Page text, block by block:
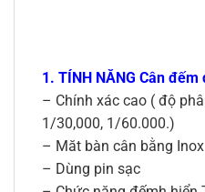
1. TÍNH NĂNG Cân đếm
– Chính xác cao ( độ
1/30,000, 1/60.000.)
– Măt bàn cân bằng Inox
– Dùng pin sạc